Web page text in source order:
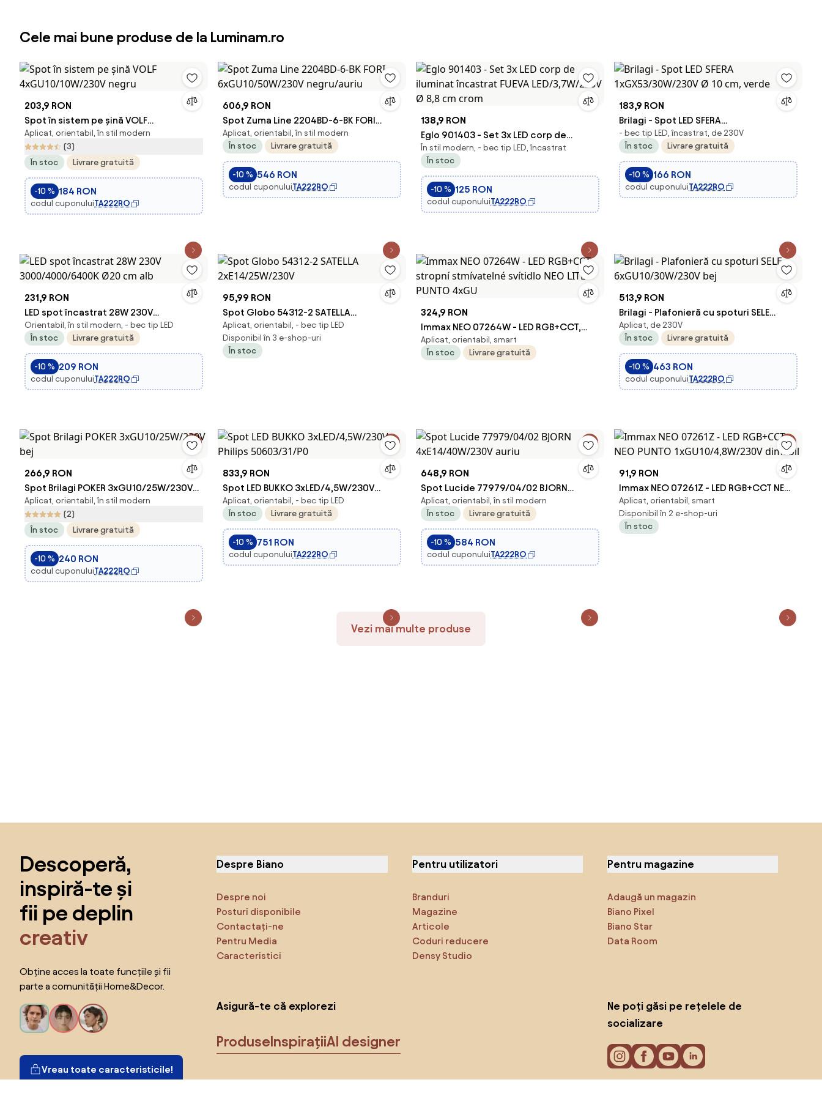
Cele mai bune produse de la Luminam.ro
203,9 RON
Spot în sistem pe șină VOLF
4xGU10/10W/230V negru
Aplicat, orientabil, în stil modern
(3)
În stoc
Livrare gratuită
-10 % 184 RON
codul cuponuluiTA222RO
606,9 RON
Spot Zuma Line 2204BD-6-BK FORI
6xGU10/50W/230V negru/auriu
Aplicat, orientabil, în stil modern
În stoc
Livrare gratuită
-10 % 546 RON
codul cuponuluiTA222RO
138,9 RON
Eglo 901403 - Set 3x LED corp de
iluminat încastrat FUEVA LED/3,7W/230V
Ø 8,8 cm crom
În stil modern, - bec tip LED, încastrat
În stoc
-10 % 125 RON
codul cuponuluiTA222RO
183,9 RON
Brilagi - Spot LED SFERA
1xGX53/30W/230V Ø 10 cm, verde
- bec tip LED, încastrat, de 230V
În stoc
Livrare gratuită
-10 % 166 RON
codul cuponuluiTA222RO
231,9 RON
LED spot încastrat 28W 230V
3000/4000/6400K Ø20 cm alb
Orientabil, în stil modern, - bec tip LED
În stoc
Livrare gratuită
-10 % 209 RON
codul cuponuluiTA222RO
95,99 RON
Spot Globo 54312-2 SATELLA
2xE14/25W/230V
Aplicat, orientabil, - bec tip LED
Disponibil în 3 e-shop-uri
În stoc
324,9 RON
Immax NEO 07264W - LED RGB+CCT,
stropní stmívatelné svítidlo NEO LITE
PUNTO 4xGU
Aplicat, orientabil, smart
În stoc
Livrare gratuită
513,9 RON
Brilagi - Plafonieră cu spoturi SELE
6xGU10/30W/230V bej
Aplicat, de 230V
În stoc
Livrare gratuită
-10 % 463 RON
codul cuponuluiTA222RO
266,9 RON
Spot Brilagi POKER 3xGU10/25W/230V
bej
Aplicat, orientabil, în stil modern
(2)
În stoc
Livrare gratuită
-10 % 240 RON
codul cuponuluiTA222RO
833,9 RON
Spot LED BUKKO 3xLED/4,5W/230V
Philips 50603/31/P0
Aplicat, orientabil, - bec tip LED
În stoc
Livrare gratuită
-10 % 751 RON
codul cuponuluiTA222RO
648,9 RON
Spot Lucide 77979/04/02 BJORN
4xE14/40W/230V auriu
Aplicat, orientabil, în stil modern
În stoc
Livrare gratuită
-10 % 584 RON
codul cuponuluiTA222RO
91,9 RON
Immax NEO 07261Z - LED RGB+CCT NEO
PUNTO 1xGU10/4,8W/230V dimabil
Aplicat, orientabil, smart
Disponibil în 2 e-shop-uri
În stoc
Vezi mai multe produse
Descoperă,
inspiră-te și
fii pe deplin
creativ
Obține acces la toate funcțiile și fii
parte a comunității Home&Decor.
Vreau toate caracteristicile!
Despre Biano
Despre noi
Posturi disponibile
Contactați-ne
Pentru Media
Caracteristici
Pentru utilizatori
Branduri
Magazine
Articole
Coduri reducere
Densy Studio
Pentru magazine
Adaugă un magazin
Biano Pixel
Biano Star
Data Room
Asigură-te că explorezi
ProduseInspirațiiAI designer
Ne poți găsi pe rețelele de
socializare